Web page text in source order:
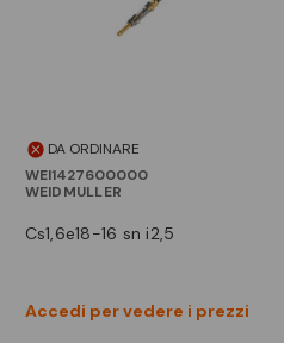
DA ORDINARE
WEI1427600000
WEIDMULLER
cs1,6e18-16 sn i2,5
Accedi per vedere i prezzi
Confronta